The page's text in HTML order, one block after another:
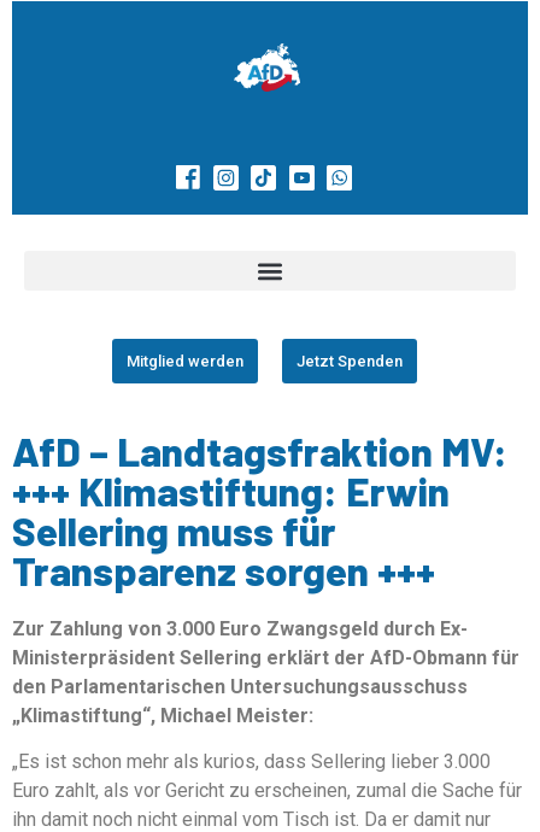
Mitglied werden Jetzt Spenden
AfD – Landtagsfraktion MV:
+++ Klimastiftung: Erwin
Sellering muss für
Transparenz sorgen +++
Zur Zahlung von 3.000 Euro Zwangsgeld durch Ex-
Ministerpräsident Sellering erklärt der AfD-Obmann für
den Parlamentarischen Untersuchungsausschuss
„Klimastiftung“, Michael Meister:
„Es ist schon mehr als kurios, dass Sellering lieber 3.000
Euro zahlt, als vor Gericht zu erscheinen, zumal die Sache für
ihn damit noch nicht einmal vom Tisch ist. Da er damit nur